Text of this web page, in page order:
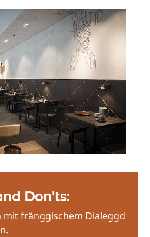
Don'ts:
mit fränggischem Dialeggd